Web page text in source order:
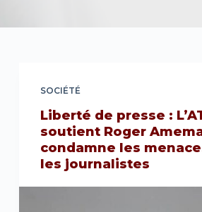
SOCIÉTÉ
Liberté de presse :
soutient Roger
condamne les
les journalistes